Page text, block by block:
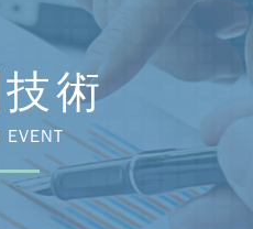
術
EVENT